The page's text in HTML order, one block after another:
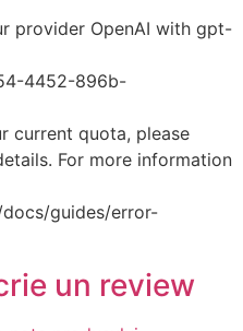
provider OpenAI with gpt-
4452-896b-
current quota, please
For more information
guides/error-
un review